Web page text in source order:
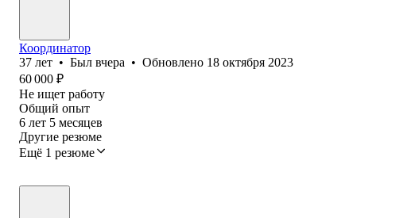
Координатор
37 лет • Был вчера • Обновлено 18 октября 2023
60 000 ₽
Не ищет работу
Общий опыт
6 лет 5 месяцев
Другие резюме
Ещё 1 резюме